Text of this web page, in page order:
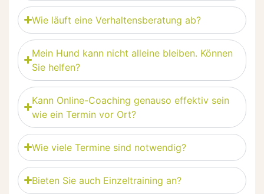
Wie läuft eine Verhaltensberatung ab?
Mein Hund kann nicht alleine bleiben. Können
Sie helfen?
Kann Online-Coaching genauso effektiv sein
wie ein Termin vor Ort?
Wie viele Termine sind notwendig?
Bieten Sie auch Einzeltraining an?